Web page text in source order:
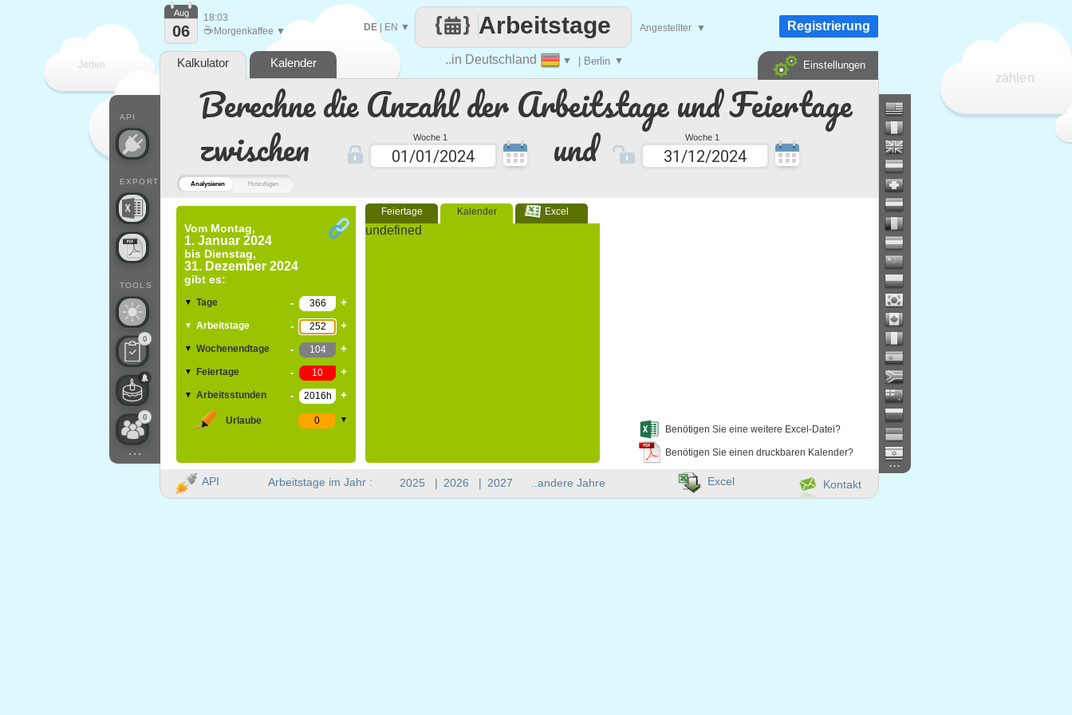
Analysieren Hinzufügen
Berechne die Anzahl der Arbeitstage und Feiertage
zwischen
Woche 1 und Woche 1
Vom Montag,
1. Januar 2024
bis Dienstag,
31. Dezember 2024
gibt es:
▼ Tage - +
▼ Arbeitstage - +
▼ Wochenendtage - +
▼ Feiertage - +
▼ Arbeitsstunden - +
Urlaube ▼
Feiertage Kalender Excel
undefined
Benötigen Sie eine weitere Excel-Datei?
Benötigen Sie einen druckbaren Kalender?
Jeden
zählen
..in Deutschland ▼ | Berlin ▼
Arbeitstage
DE| EN ▼ Angestellter ▼
API
EXPORT
TOOLS
0
0
...
Aug
06
18:03
☕ Morgenkaffee ▼ Registrierung
Kalkulator Kalender Einstellungen
Arbeitstage im Jahr : 2025 | 2026 | 2027 ..andere Jahre
...
API Kontakt
Excel